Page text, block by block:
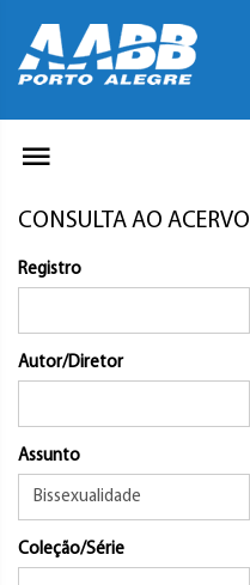
CONSULTA AO ACERVO
Registro
Autor/Diretor
Assunto
Coleção/Série